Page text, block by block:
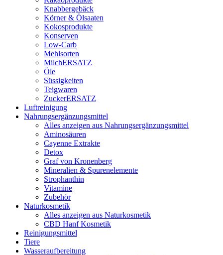
Knabbergebäck
Körner & Ölsaaten
Kokosprodukte
Konserven
Low-Carb
Mehlsorten
MilchERSATZ
Öle
Süssigkeiten
Teigwaren
ZuckerERSATZ
Luftreinigung
Nahrungsergänzungsmittel
Alles anzeigen aus Nahrungsergänzungsmittel
Aminosäuren
Cayenne Extrakte
Detox
Graf von Kronenberg
Mineralien & Spurenelemente
Strophanthin
Vitamine
Zubehör
Naturkosmetik
Alles anzeigen aus Naturkosmetik
CBD Hanf Kosmetik
Reinigungsmittel
Tiere
Wasseraufbereitung